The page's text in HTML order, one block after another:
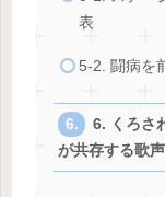
表
5-2. 闘病を
6. くろさ
が共存する歌声